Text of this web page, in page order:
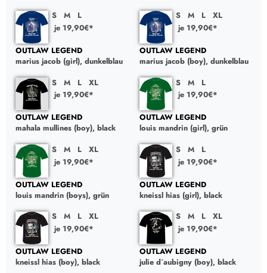
S M
L
je 19,90€*
OUTLAW LEGEND
marius jacob (girl), dunkelblau
S M L
XL
je 19,90€*
OUTLAW LEGEND
marius jacob (boy), dunkelblau
S
M L
XL
je 19,90€*
OUTLAW LEGEND
mahala mullines (boy), black
S M
L
je 19,90€*
OUTLAW LEGEND
louis mandrin (girl), grün
S
M L
XL
je 19,90€*
OUTLAW LEGEND
louis mandrin (boys), grün
S M
L
je 19,90€*
OUTLAW LEGEND
kneissl hias (girl), black
S
M L
XL
je 19,90€*
OUTLAW LEGEND
kneissl hias (boy), black
S M L
XL
je 19,90€*
OUTLAW LEGEND
julie d´aubigny (boy), black